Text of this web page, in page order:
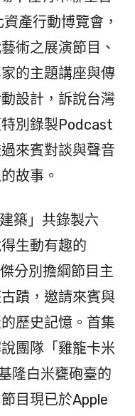
產行動博覽會，
術之展演節目、
的主題講座與傳
設計，訴說台灣
別錄製Podcast
來賓對談與聲音
故事。
築」共錄製六
生動有趣的
分別擔綱節目主
蹟，邀請來賓與
歷史記憶。首集
團隊「雞籠卡米
隆白米甕砲臺的
目現已於Apple